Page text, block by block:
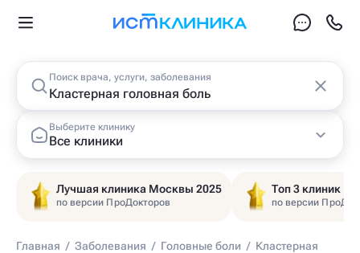
Поиск врача, услуги, заболевания
Выберите клинику
Все клиники
Лучшая клиника Москвы 2025
по версии ПроДокторов
Топ 3 клиник
по версии
Главная / Заболевания / Головные боли / Кластерная